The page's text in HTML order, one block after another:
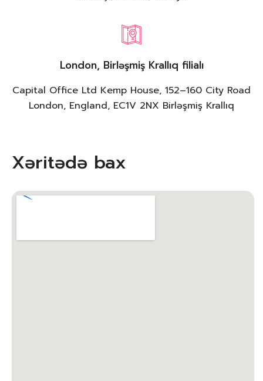
London, Birləşmiş Krallıq filialı
Capital Office Ltd Kemp House, 152–160 City Road
London, England, EC1V 2NX Birləşmiş Krallıq
Xəritədə bax